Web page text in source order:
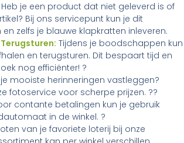
Heb je een product dat niet geleverd is of
Bij ons servicepunt kun je dit
zelfs je blauwe klapkratten inleveren.
Tijdens je boodschappen kun
en terugsturen. Dit bespaart tijd en
nog efficiënter! ?
je mooiste herinneringen vastleggen?
fotoservice voor scherpe prijzen. ??
contante betalingen kun je gebruik
in de winkel. ?
van je favoriete loterij bij onze